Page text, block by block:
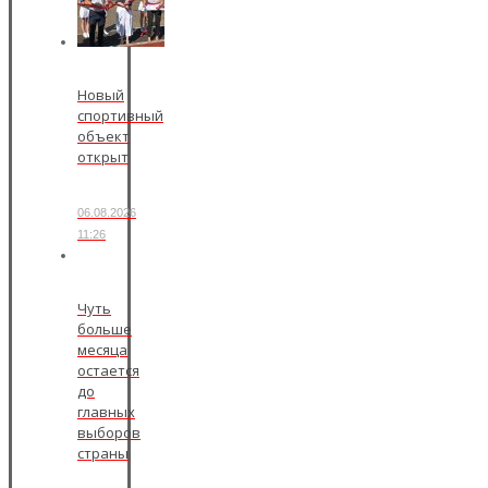
Новый
спортивный
объект
открыт
06.08.2026
11:26
Чуть
больше
месяца
остается
до
главных
выборов
страны